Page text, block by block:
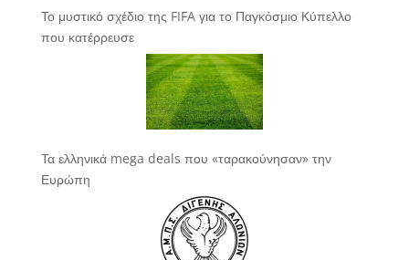
Το μυστικό σχέδιο της FIFA για το Παγκόσμιο Κύπελλο
που κατέρρευσε
Τα ελληνικά mega deals που «ταρακούνησαν» την
Ευρώπη